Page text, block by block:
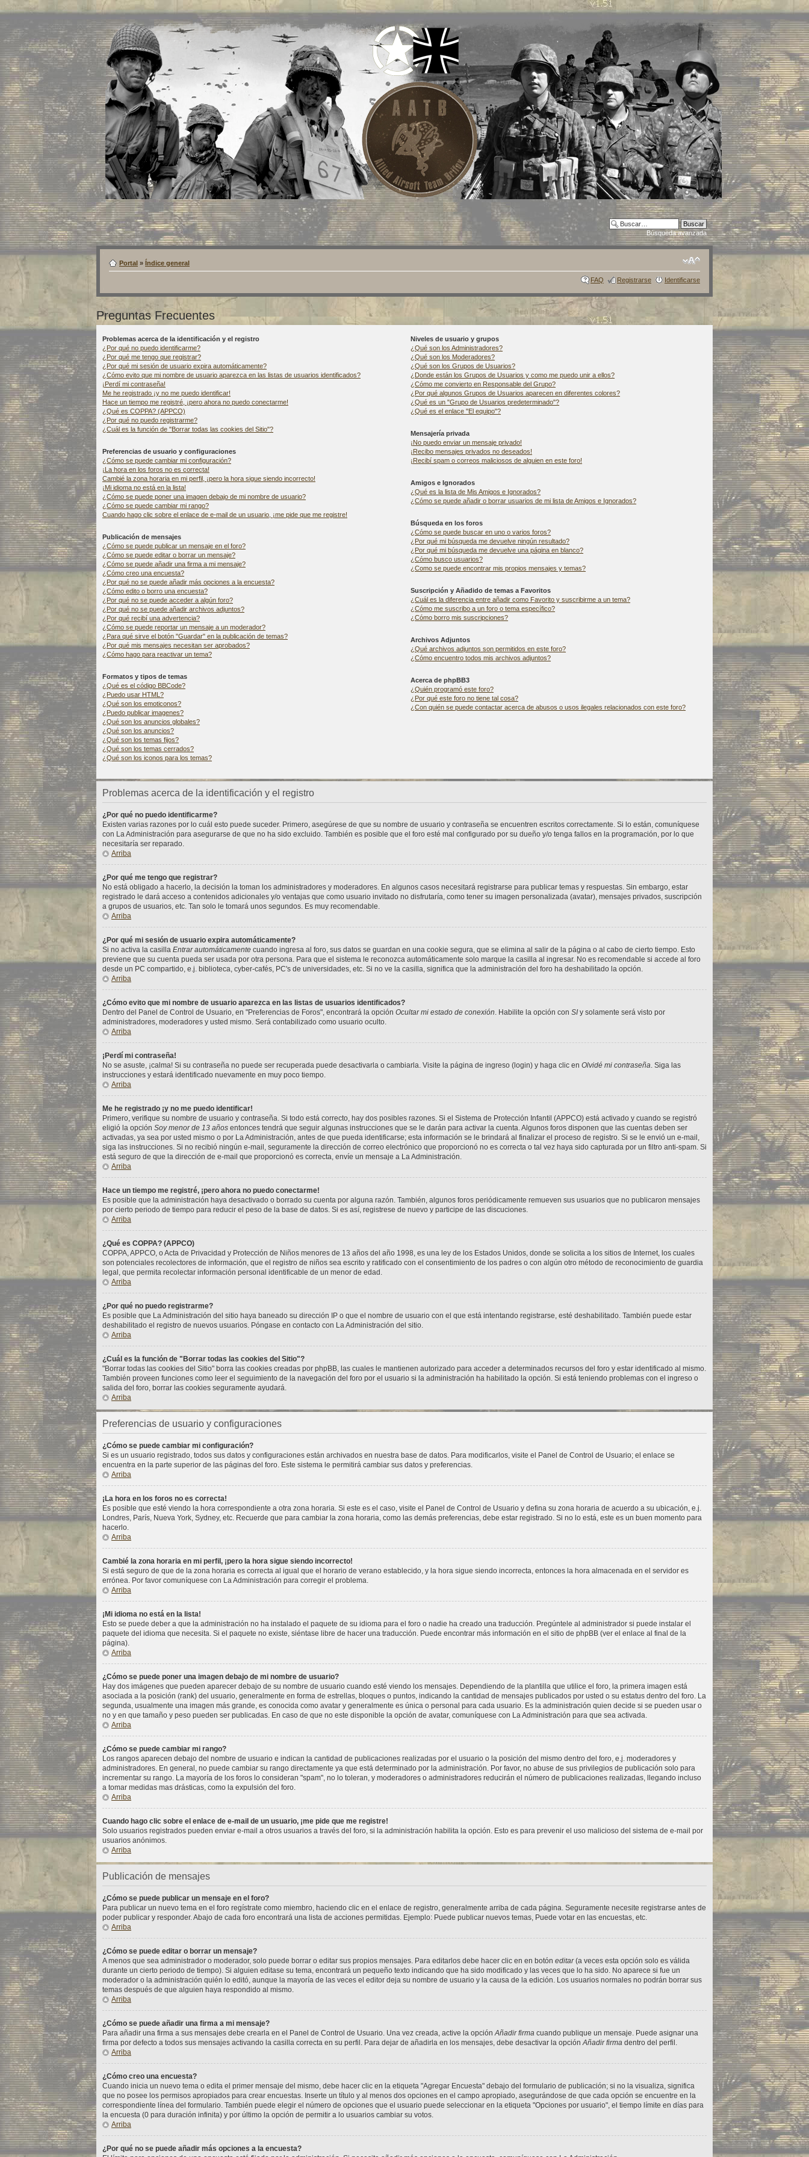
Búsqueda avanzada
Portal » Índice general
FAQ Registrarse Identificarse
Preguntas Frecuentes
Problemas acerca de la identificación y el registro
¿Por qué no puedo identificarme?
¿Por qué me tengo que registrar?
¿Por qué mi sesión de usuario expira automáticamente?
¿Cómo evito que mi nombre de usuario aparezca en las listas de usuarios identificados?
¡Perdí mi contraseña!
Me he registrado ¡y no me puedo identificar!
Hace un tiempo me registré, ¡pero ahora no puedo conectarme!
¿Qué es COPPA? (APPCO)
¿Por qué no puedo registrarme?
¿Cuál es la función de "Borrar todas las cookies del Sitio"?
Preferencias de usuario y configuraciones
¿Cómo se puede cambiar mi configuración?
¡La hora en los foros no es correcta!
Cambié la zona horaria en mi perfil, ¡pero la hora sigue siendo incorrecto!
¡Mi idioma no está en la lista!
¿Cómo se puede poner una imagen debajo de mi nombre de usuario?
¿Cómo se puede cambiar mi rango?
Cuando hago clic sobre el enlace de e-mail de un usuario, ¡me pide que me registre!
Publicación de mensajes
¿Cómo se puede publicar un mensaje en el foro?
¿Cómo se puede editar o borrar un mensaje?
¿Cómo se puede añadir una firma a mi mensaje?
¿Cómo creo una encuesta?
¿Por qué no se puede añadir más opciones a la encuesta?
¿Cómo edito o borro una encuesta?
¿Por qué no se puede acceder a algún foro?
¿Por qué no se puede añadir archivos adjuntos?
¿Por qué recibí una advertencia?
¿Cómo se puede reportar un mensaje a un moderador?
¿Para qué sirve el botón "Guardar" en la publicación de temas?
¿Por qué mis mensajes necesitan ser aprobados?
¿Cómo hago para reactivar un tema?
Formatos y tipos de temas
¿Qué es el código BBCode?
¿Puedo usar HTML?
¿Qué son los emoticonos?
¿Puedo publicar imagenes?
¿Qué son los anuncios globales?
¿Qué son los anuncios?
¿Qué son los temas fijos?
¿Qué son los temas cerrados?
¿Qué son los iconos para los temas?
Niveles de usuario y grupos
¿Qué son los Administradores?
¿Qué son los Moderadores?
¿Qué son los Grupos de Usuarios?
¿Donde están los Grupos de Usuarios y como me puedo unir a ellos?
¿Cómo me convierto en Responsable del Grupo?
¿Por qué algunos Grupos de Usuarios aparecen en diferentes colores?
¿Qué es un "Grupo de Usuarios predeterminado"?
¿Qué es el enlace "El equipo"?
Mensajería privada
¡No puedo enviar un mensaje privado!
¡Recibo mensajes privados no deseados!
¡Recibí spam o correos maliciosos de alguien en este foro!
Amigos e Ignorados
¿Qué es la lista de Mis Amigos e Ignorados?
¿Cómo se puede añadir o borrar usuarios de mi lista de Amigos e Ignorados?
Búsqueda en los foros
¿Cómo se puede buscar en uno o varios foros?
¿Por qué mi búsqueda me devuelve ningún resultado?
¿Por qué mi búsqueda me devuelve una página en blanco?
¿Cómo busco usuarios?
¿Como se puede encontrar mis propios mensajes y temas?
Suscripción y Añadido de temas a Favoritos
¿Cuál es la diferencia entre añadir como Favorito y suscribirme a un tema?
¿Cómo me suscribo a un foro o tema específico?
¿Cómo borro mis suscripciones?
Archivos Adjuntos
¿Qué archivos adjuntos son permitidos en este foro?
¿Cómo encuentro todos mis archivos adjuntos?
Acerca de phpBB3
¿Quién programó este foro?
¿Por qué este foro no tiene tal cosa?
¿Con quién se puede contactar acerca de abusos o usos ilegales relacionados con este foro?
Problemas acerca de la identificación y el registro
¿Por qué no puedo identificarme?
Existen varias razones por lo cuál esto puede suceder. Primero, asegúrese de que su nombre de usuario y contraseña se encuentren escritos correctamente. Si lo están, comuníquese
con La Administración para asegurarse de que no ha sido excluido. También es posible que el foro esté mal configurado por su dueño y/o tenga fallos en la programación, por lo que
necesitaría ser reparado.
Arriba
¿Por qué me tengo que registrar?
No está obligado a hacerlo, la decisión la toman los administradores y moderadores. En algunos casos necesitará registrarse para publicar temas y respuestas. Sin embargo, estar
registrado le dará acceso a contenidos adicionales y/o ventajas que como usuario invitado no disfrutaría, como tener su imagen personalizada (avatar), mensajes privados, suscripción
a grupos de usuarios, etc. Tan solo le tomará unos segundos. Es muy recomendable.
Arriba
¿Por qué mi sesión de usuario expira automáticamente?
Si no activa la casilla Entrar automáticamente cuando ingresa al foro, sus datos se guardan en una cookie segura, que se elimina al salir de la página o al cabo de cierto tiempo. Esto
previene que su cuenta pueda ser usada por otra persona. Para que el sistema le reconozca automáticamente solo marque la casilla al ingresar. No es recomendable si accede al foro
desde un PC compartido, e.j. biblioteca, cyber-cafés, PC's de universidades, etc. Si no ve la casilla, significa que la administración del foro ha deshabilitado la opción.
Arriba
¿Cómo evito que mi nombre de usuario aparezca en las listas de usuarios identificados?
Dentro del Panel de Control de Usuario, en "Preferencias de Foros", encontrará la opción Ocultar mi estado de conexión. Habilite la opción con SI y solamente será visto por
administradores, moderadores y usted mismo. Será contabilizado como usuario oculto.
Arriba
¡Perdí mi contraseña!
No se asuste, ¡calma! Si su contraseña no puede ser recuperada puede desactivarla o cambiarla. Visite la página de ingreso (login) y haga clic en Olvidé mi contraseña. Siga las
instrucciones y estará identificado nuevamente en muy poco tiempo.
Arriba
Me he registrado ¡y no me puedo identificar!
Primero, verifique su nombre de usuario y contraseña. Si todo está correcto, hay dos posibles razones. Si el Sistema de Protección Infantil (APPCO) está activado y cuando se registró
eligió la opción Soy menor de 13 años entonces tendrá que seguir algunas instrucciones que se le darán para activar la cuenta. Algunos foros disponen que las cuentas deben ser
activadas, ya sea por usted mismo o por La Administración, antes de que pueda identificarse; esta información se le brindará al finalizar el proceso de registro. Si se le envió un e-mail,
siga las instrucciones. Si no recibió ningún e-mail, seguramente la dirección de correo electrónico que proporcionó no es correcta o tal vez haya sido capturada por un filtro anti-spam. Si
está seguro de que la dirección de e-mail que proporcionó es correcta, envíe un mensaje a La Administración.
Arriba
Hace un tiempo me registré, ¡pero ahora no puedo conectarme!
Es posible que la administración haya desactivado o borrado su cuenta por alguna razón. También, algunos foros periódicamente remueven sus usuarios que no publicaron mensajes
por cierto periodo de tiempo para reducir el peso de la base de datos. Si es así, registrese de nuevo y participe de las discuciones.
Arriba
¿Qué es COPPA? (APPCO)
COPPA, APPCO, o Acta de Privacidad y Protección de Niños menores de 13 años del año 1998, es una ley de los Estados Unidos, donde se solicita a los sitios de Internet, los cuales
son potenciales recolectores de información, que el registro de niños sea escrito y ratificado con el consentimiento de los padres o con algún otro método de reconocimiento de guardia
legal, que permita recolectar información personal identificable de un menor de edad.
Arriba
¿Por qué no puedo registrarme?
Es posible que La Administración del sitio haya baneado su dirección IP o que el nombre de usuario con el que está intentando registrarse, esté deshabilitado. También puede estar
deshabilitado el registro de nuevos usuarios. Póngase en contacto con La Administración del sitio.
Arriba
¿Cuál es la función de "Borrar todas las cookies del Sitio"?
"Borrar todas las cookies del Sitio" borra las cookies creadas por phpBB, las cuales le mantienen autorizado para acceder a determinados recursos del foro y estar identificado al mismo.
También proveen funciones como leer el seguimiento de la navegación del foro por el usuario si la administración ha habilitado la opción. Si está teniendo problemas con el ingreso o
salida del foro, borrar las cookies seguramente ayudará.
Arriba
Preferencias de usuario y configuraciones
¿Cómo se puede cambiar mi configuración?
Si es un usuario registrado, todos sus datos y configuraciones están archivados en nuestra base de datos. Para modificarlos, visite el Panel de Control de Usuario; el enlace se
encuentra en la parte superior de las páginas del foro. Este sistema le permitirá cambiar sus datos y preferencias.
Arriba
¡La hora en los foros no es correcta!
Es posible que esté viendo la hora correspondiente a otra zona horaria. Si este es el caso, visite el Panel de Control de Usuario y defina su zona horaria de acuerdo a su ubicación, e.j.
Londres, París, Nueva York, Sydney, etc. Recuerde que para cambiar la zona horaria, como las demás preferencias, debe estar registrado. Si no lo está, este es un buen momento para
hacerlo.
Arriba
Cambié la zona horaria en mi perfil, ¡pero la hora sigue siendo incorrecto!
Si está seguro de que de la zona horaria es correcta al igual que el horario de verano establecido, y la hora sigue siendo incorrecta, entonces la hora almacenada en el servidor es
errónea. Por favor comuníquese con La Administración para corregir el problema.
Arriba
¡Mi idioma no está en la lista!
Esto se puede deber a que la administración no ha instalado el paquete de su idioma para el foro o nadie ha creado una traducción. Pregúntele al administrador si puede instalar el
paquete del idioma que necesita. Si el paquete no existe, siéntase libre de hacer una traducción. Puede encontrar más información en el sitio de phpBB (ver el enlace al final de la
página).
Arriba
¿Cómo se puede poner una imagen debajo de mi nombre de usuario?
Hay dos imágenes que pueden aparecer debajo de su nombre de usuario cuando esté viendo los mensajes. Dependiendo de la plantilla que utilice el foro, la primera imagen está
asociada a la posición (rank) del usuario, generalmente en forma de estrellas, bloques o puntos, indicando la cantidad de mensajes publicados por usted o su estatus dentro del foro. La
segunda, usualmente una imagen más grande, es conocida como avatar y generalmente es única o personal para cada usuario. Es la administración quien decide si se pueden usar o
no y en que tamaño y peso pueden ser publicadas. En caso de que no este disponible la opción de avatar, comuníquese con La Administración para que sea activada.
Arriba
¿Cómo se puede cambiar mi rango?
Los rangos aparecen debajo del nombre de usuario e indican la cantidad de publicaciones realizadas por el usuario o la posición del mismo dentro del foro, e.j. moderadores y
administradores. En general, no puede cambiar su rango directamente ya que está determinado por la administración. Por favor, no abuse de sus privilegios de publicación solo para
incrementar su rango. La mayoría de los foros lo consideran "spam", no lo toleran, y moderadores o administradores reducirán el número de publicaciones realizadas, llegando incluso
a tomar medidas mas drásticas, como la expulsión del foro.
Arriba
Cuando hago clic sobre el enlace de e-mail de un usuario, ¡me pide que me registre!
Solo usuarios registrados pueden enviar e-mail a otros usuarios a través del foro, si la administración habilita la opción. Esto es para prevenir el uso malicioso del sistema de e-mail por
usuarios anónimos.
Arriba
Publicación de mensajes
¿Cómo se puede publicar un mensaje en el foro?
Para publicar un nuevo tema en el foro regístrate como miembro, haciendo clic en el enlace de registro, generalmente arriba de cada página. Seguramente necesite registrarse antes de
poder publicar y responder. Abajo de cada foro encontrará una lista de acciones permitidas. Ejemplo: Puede publicar nuevos temas, Puede votar en las encuestas, etc.
Arriba
¿Cómo se puede editar o borrar un mensaje?
A menos que sea administrador o moderador, solo puede borrar o editar sus propios mensajes. Para editarlos debe hacer clic en en botón editar(a veces esta opción solo es válida
durante un cierto periodo de tiempo). Si alguien editase su tema, encontrará un pequeño texto indicando que ha sido modificado y las veces que lo ha sido. No aparece si fue un
moderador o la administración quién lo editó, aunque la mayoría de las veces el editor deja su nombre de usuario y la causa de la edición. Los usuarios normales no podrán borrar sus
temas después de que alguien haya respondido al mismo.
Arriba
¿Cómo se puede añadir una firma a mi mensaje?
Para añadir una firma a sus mensajes debe crearla en el Panel de Control de Usuario. Una vez creada, active la opciónAñadir firma cuando publique un mensaje. Puede asignar una
firma por defecto a todos sus mensajes activando la casilla correcta en su perfil. Para dejar de añadirla en los mensajes, debe desactivar la opciónAñadir firma dentro del perfil.
Arriba
¿Cómo creo una encuesta?
Cuando inicia un nuevo tema o edita el primer mensaje del mismo, debe hacer clic en la etiqueta "Agregar Encuesta" debajo del formulario de publicación; si no la visualiza, significa
que no posee los permisos apropiados para crear encuestas. Inserte un título y al menos dos opciones en el campo apropiado, asegurándose de que cada opción se encuentre en la
correspondiente línea del formulario. También puede elegir el número de opciones que el usuario puede seleccionar en la etiqueta "Opciones por usuario", el tiempo límite en días para
la encuesta (0 para duración infinita) y por último la opción de permitir a lo usuarios cambiar su votos.
Arriba
¿Por qué no se puede añadir más opciones a la encuesta?